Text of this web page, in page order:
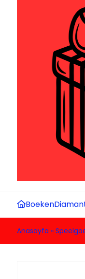
Boeken
Anasayfa »